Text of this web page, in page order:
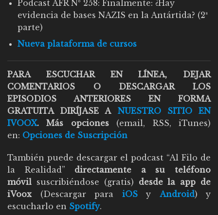
Podcast AFR Nº 258: Finalmente: ¿Hay
evidencia de bases NAZIS en la Antártida? (2ª
parte)
Nueva plataforma de cursos
PARA ESCUCHAR EN LÍNEA, DEJAR
COMENTARIOS O DESCARGAR LOS
EPISODIOS ANTERIORES EN FORMA
GRATUITA DIRÍJASE A NUESTRO SITIO EN
IVOOX. Más opciones(email, RSS, iTunes)
en: Opciones de Suscripción
También puede descargar el podcast “Al Filo de
la Realidad” directamente a su teléfono
móvil suscribiéndose (gratis) desde la app de
iVoox (Descargar para iOSy Android) y
escucharlo en Spotify.